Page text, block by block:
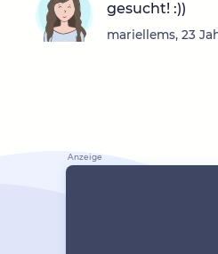
gesucht! :))
mariellems, 23